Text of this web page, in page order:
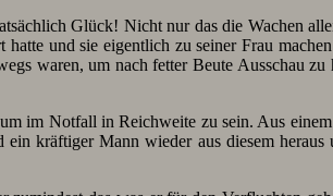
Glück! Nicht nur das die Wachen
hatte und sie eigentlich zu seiner Frau
waren, um nach fetter Beute Ausschau zu
im Notfall in Reichweite zu sein. Aus
ein kräftiger Mann wieder aus diesem